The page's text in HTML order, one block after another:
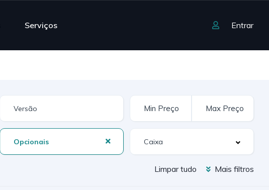
Serviços Entrar
Opcionais
Limpar tudo Mais filtros